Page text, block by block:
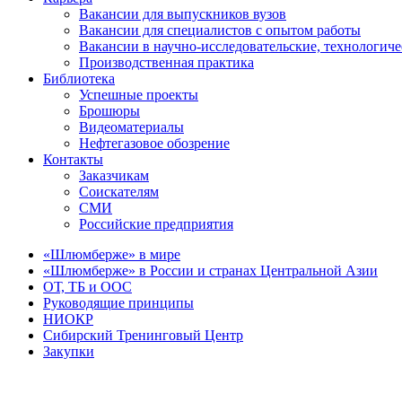
Вакансии для выпускников вузов
Вакансии для специалистов с опытом работы
Вакансии в научно-исследовательские,
Производственная практика
Библиотека
Успешные проекты
Брошюры
Видеоматериалы
Нефтегазовое обозрение
Контакты
Заказчикам
Соискателям
СМИ
Российские предприятия
«Шлюмберже» в мире
«Шлюмберже» в России и странах Центральной Азии
ОТ, ТБ и ООС
Руководящие принципы
НИОКР
Сибирский Тренинговый Центр
Закупки